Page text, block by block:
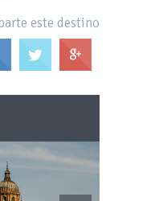
este destino